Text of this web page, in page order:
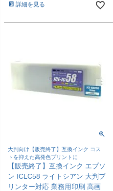
詳細を見る
大判向け【販売終了】互換インク コス
トを抑えた高発色プリントに
【販売終了】互換インク エプソ
ン ICLC58 ライトシアン 大判プ
リンター対応 業務用印刷 高画